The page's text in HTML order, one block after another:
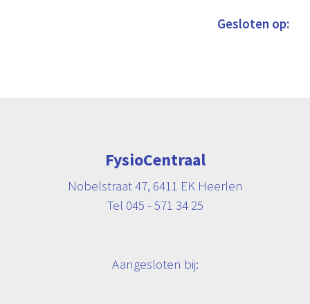
Gesloten op:
FysioCentraal
Nobelstraat 47, 6411 EK Heerlen
Tel 045 - 571 34 25
Aangesloten bij: